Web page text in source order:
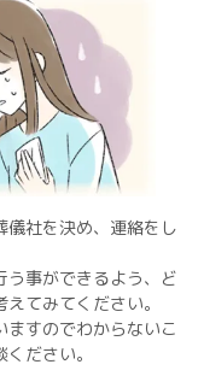
儀社を決め、連絡をし
う事ができるよう、ど
てみてください。
すのでわからないこ
ださい。